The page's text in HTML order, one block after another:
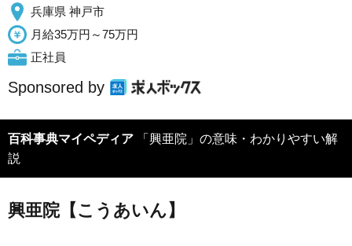
兵庫県 神戸市
月給35万円～75万円
正社員
Sponsored by
百科事典マイペディア 「興亜院」の意味・わかりやすい解
説
興亜院【こうあいん】